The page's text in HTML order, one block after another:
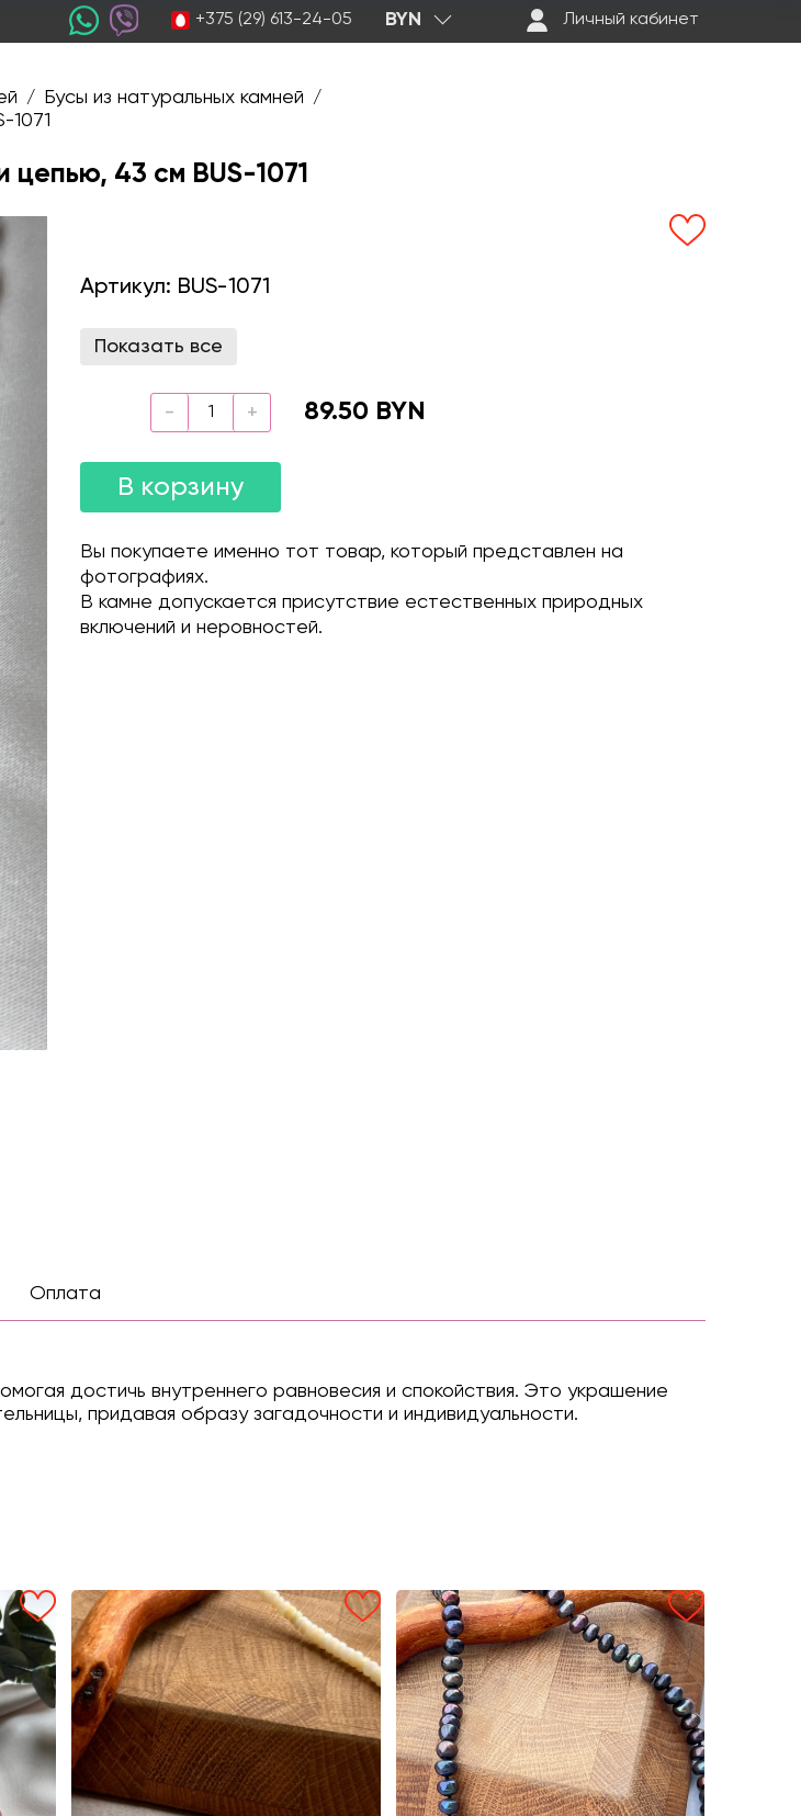
+375 (29) 613-24-05 BYN Личный кабинет
/ Бусы из натуральных камней /
1071
цепью, 43 см BUS-1071
Артикул: BUS-1071
Показать все
89.50 BYN
В корзину
Вы покупаете именно тот товар, который представлен на
фотографиях.
В камне допускается присутствие естественных природных
включений и неровностей.
Оплата
достичь внутреннего равновесия и спокойствия. Это украшение
придавая образу загадочности и индивидуальности.